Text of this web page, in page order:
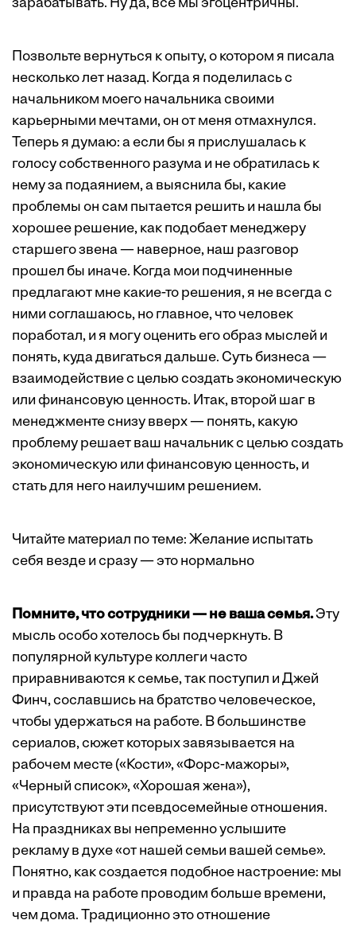
зарабатывать. Ну да, все мы эгоцентричны.
Позвольте вернуться к опыту, о котором я писала
несколько лет назад. Когда я поделилась с
начальником моего начальника своими
карьерными мечтами, он от меня отмахнулся.
Теперь я думаю: а если бы я прислушалась к
голосу собственного разума и не обратилась к
нему за подаянием, а выяснила бы, какие
проблемы он сам пытается решить и нашла бы
хорошее решение, как подобает менеджеру
старшего звена — наверное, наш разговор
прошел бы иначе. Когда мои подчиненные
предлагают мне какие-то решения, я не всегда с
ними соглашаюсь, но главное, что человек
поработал, и я могу оценить его образ мыслей и
понять, куда двигаться дальше. Суть бизнеса —
взаимодействие с целью создать экономическую
или финансовую ценность. Итак, второй шаг в
менеджменте снизу вверх — понять, какую
проблему решает ваш начальник с целью создать
экономическую или финансовую ценность, и
стать для него наилучшим решением.
Читайте материал по теме: Желание испытать
себя везде и сразу — это нормально
Помните, что сотрудники — не ваша семья.Эту
мысль особо хотелось бы подчеркнуть. В
популярной культуре коллеги часто
приравниваются к семье, так поступил и Джей
Финч, сославшись на братство человеческое,
чтобы удержаться на работе. В большинстве
сериалов, сюжет которых завязывается на
рабочем месте («Кости», «Форс-мажоры»,
«Черный список», «Хорошая жена»),
присутствуют эти псевдосемейные отношения.
На праздниках вы непременно услышите
рекламу в духе «от нашей семьи вашей семье».
Понятно, как создается подобное настроение: мы
и правда на работе проводим больше времени,
чем дома. Традиционно это отношение